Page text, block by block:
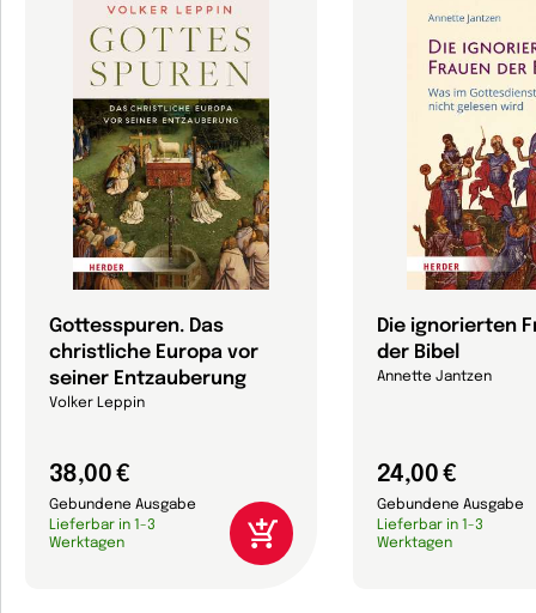
Gottesspuren. Das
christliche Europa vor
seiner Entzauberung
Volker Leppin
38,00 €
Gebundene Ausgabe
Lieferbar in 1-3
Werktagen
Die ignorierten
der Bibel
Annette Jantzen
24,00 €
Gebundene Ausgabe
Lieferbar in 1-3
Werktagen